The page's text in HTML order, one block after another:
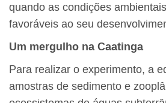
quando as condições
favoráveis ao seu
Um mergulho na Caatinga
Para realizar o experimento, a
amostras de sedimento e